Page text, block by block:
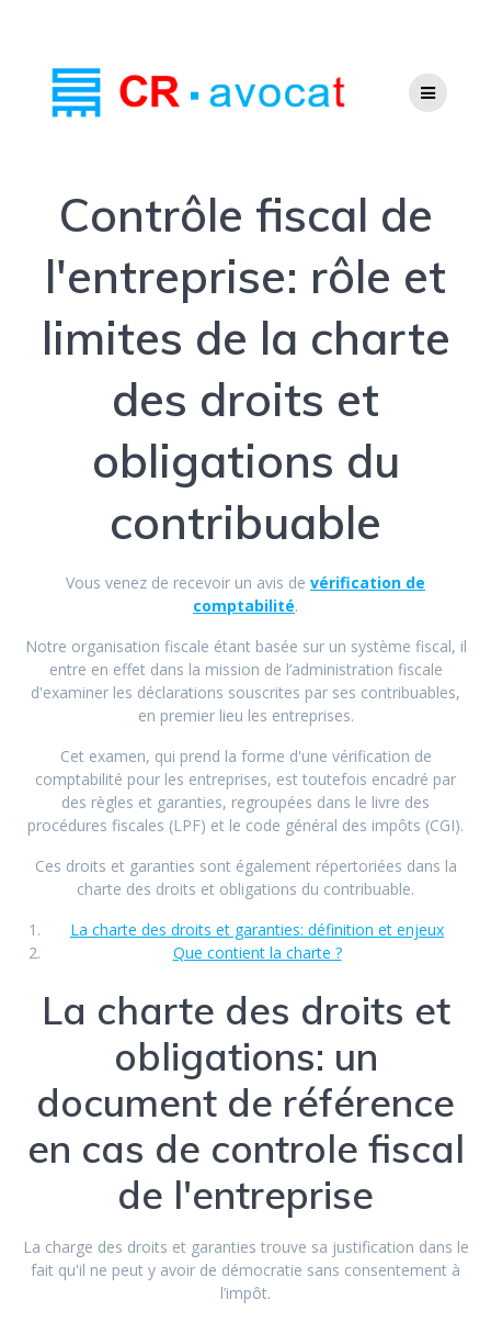
Contrôle fiscal de
l'entreprise: rôle et
limites de la charte
des droits et
obligations du
contribuable
Vous venez de recevoir un avis de vérification de
comptabilité.
Notre organisation fiscale étant basée sur un système fiscal, il
entre en effet dans la mission de l’administration fiscale
d'examiner les déclarations souscrites par ses contribuables,
en premier lieu les entreprises.
Cet examen, qui prend la forme d'une vérification de
comptabilité pour les entreprises, est toutefois encadré par
des règles et garanties, regroupées dans le livre des
procédures fiscales (LPF) et le code général des impôts (CGI).
Ces droits et garanties sont également répertoriées dans la
charte des droits et obligations du contribuable.
La charte des droits et garanties: définition et enjeux
Que contient la charte ?
La charte des droits et
obligations: un
document de référence
en cas de controle fiscal
de l'entreprise
La charge des droits et garanties trouve sa justification dans le
fait qu'il ne peut y avoir de démocratie sans consentement à
l’impôt.